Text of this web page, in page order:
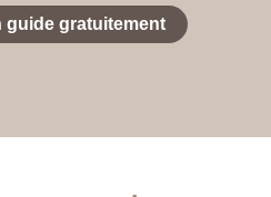
guide gratuitement